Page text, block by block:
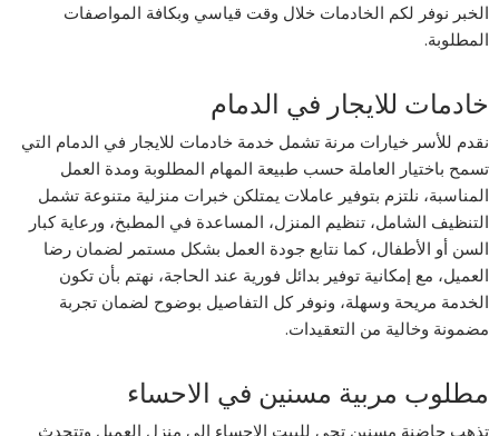
الخبر نوفر لكم الخادمات خلال وقت قياسي وبكافة المواصفات
المطلوبة.
خادمات للايجار في الدمام
نقدم للأسر خيارات مرنة تشمل خدمة خادمات للايجار في الدمام التي
تسمح باختيار العاملة حسب طبيعة المهام المطلوبة ومدة العمل
المناسبة، نلتزم بتوفير عاملات يمتلكن خبرات منزلية متنوعة تشمل
التنظيف الشامل، تنظيم المنزل، المساعدة في المطبخ، ورعاية كبار
السن أو الأطفال، كما نتابع جودة العمل بشكل مستمر لضمان رضا
العميل، مع إمكانية توفير بدائل فورية عند الحاجة، نهتم بأن تكون
الخدمة مريحة وسهلة، ونوفر كل التفاصيل بوضوح لضمان تجربة
مضمونة وخالية من التعقيدات.
مطلوب مربية مسنين في الاحساء
تذهب حاضنة مسنين تجي للبيت الاحساء إلى منزل العميل وتتحدث